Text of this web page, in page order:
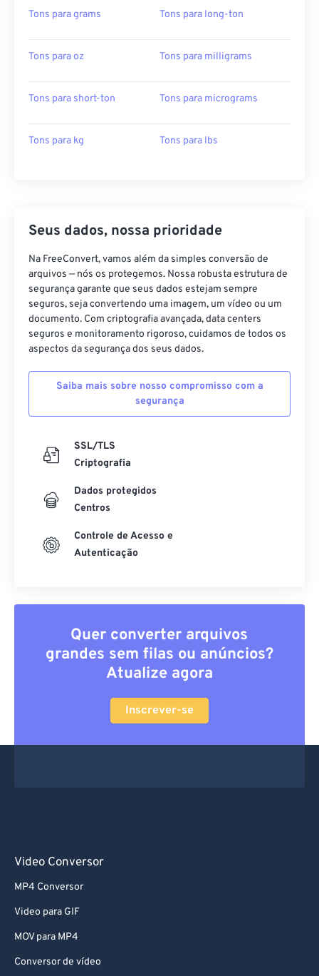
Tons para grams Tons para long-ton
Tons para oz Tons para milligrams
Tons para short-ton Tons para micrograms
Tons para kg Tons para lbs
Seus dados, nossa prioridade
Na FreeConvert, vamos além da simples conversão de
arquivos — nós os protegemos. Nossa robusta estrutura de
segurança garante que seus dados estejam sempre
seguros, seja convertendo uma imagem, um vídeo ou um
documento. Com criptografia avançada, data centers
seguros e monitoramento rigoroso, cuidamos de todos os
aspectos da segurança dos seus dados.
Saiba mais sobre nosso compromisso com a
segurança
SSL/TLS
Criptografia
Dados protegidos
Centros
Controle de Acesso e
Autenticação
Quer converter arquivos
grandes sem filas ou anúncios?
Atualize agora
Inscrever-se
Video Conversor
MP4 Conversor
Video para GIF
MOV para MP4
Conversor de vídeo